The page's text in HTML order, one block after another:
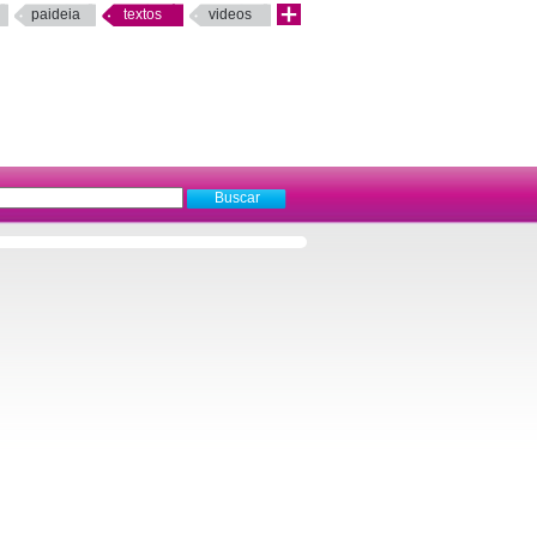
paideia textos videos